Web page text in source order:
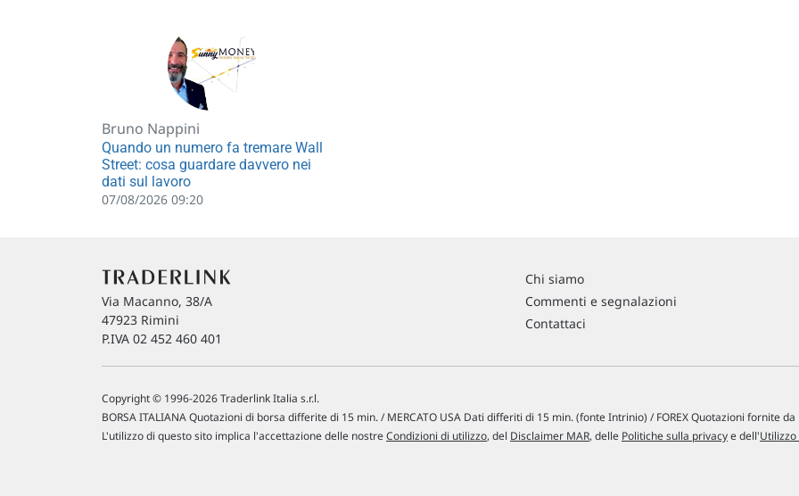
Bruno Nappini
Quando un numero fa tremare Wall
Street: cosa guardare davvero nei
dati sul lavoro
07/08/2026 09:20
Via Macanno, 38/A
47923 Rimini
P.IVA 02 452 460 401
Chi siamo
Commenti e segnalazioni
Contattaci
Copyright © 1996-2026 Traderlink Italia s.r.l.
BORSA ITALIANA Quotazioni di borsa differite di 15 min. / MERCATO USA Dati differiti di 15 min. (fonte Intrinio) / FOREX Quotazioni fornite da
L'utilizzo di questo sito implica l'accettazione delle nostreCondizioni di utilizzo, del Disclaimer MAR, delle Politiche sulla privacye dell'